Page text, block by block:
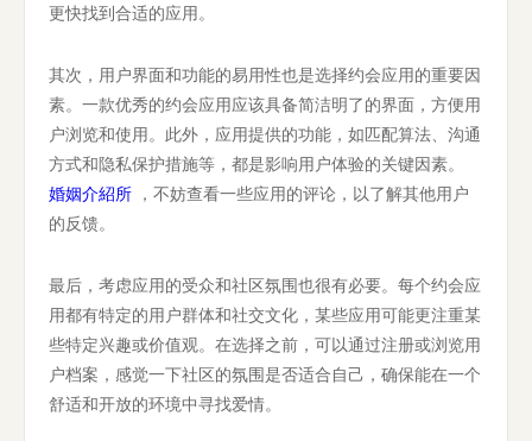
更快找到合适的应用。
其次，用户界面和功能的易用性也是选择约会应用的重要因
素。一款优秀的约会应用应该具备简洁明了的界面，方便用
户浏览和使用。此外，应用提供的功能，如匹配算法、沟通
方式和隐私保护措施等，都是影响用户体验的关键因素。
婚姻介紹所 ，不妨查看一些应用的评论，以了解其他用户
的反馈。
最后，考虑应用的受众和社区氛围也很有必要。每个约会应
用都有特定的用户群体和社交文化，某些应用可能更注重某
些特定兴趣或价值观。在选择之前，可以通过注册或浏览用
户档案，感觉一下社区的氛围是否适合自己，确保能在一个
舒适和开放的环境中寻找爱情。